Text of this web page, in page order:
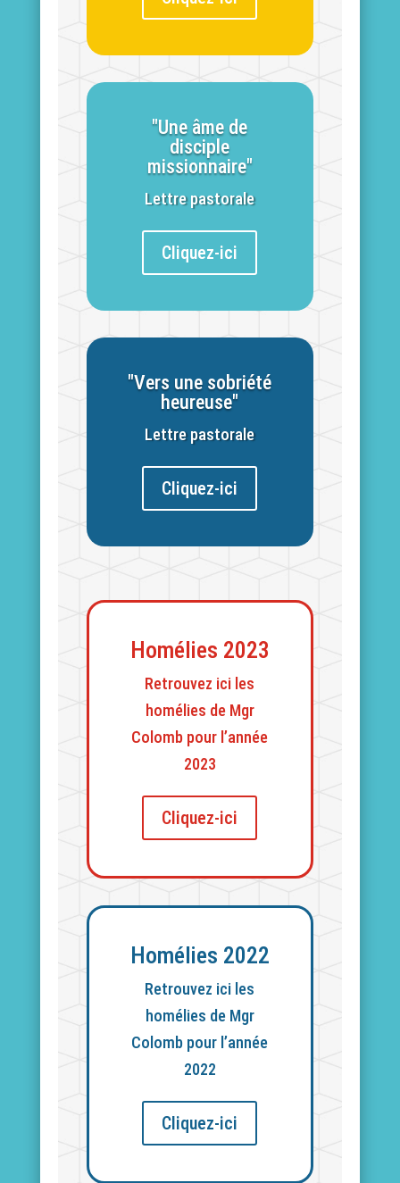
"Une âme de
disciple
missionnaire"
Lettre pastorale
Cliquez-ici
"Vers une sobriété
heureuse"
Lettre pastorale
Cliquez-ici
Homélies 2023
Retrouvez ici les
homélies de Mgr
Colomb pour l’année
2023
Cliquez-ici
Homélies 2022
Retrouvez ici les
homélies de Mgr
Colomb pour l’année
2022
Cliquez-ici